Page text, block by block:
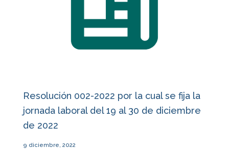
Resolución 002-2022 por la cual se fija la
jornada laboral del 19 al 30 de diciembre
de 2022
9 diciembre, 2022